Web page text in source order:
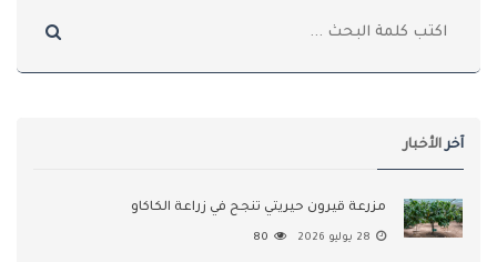
آخرالأخبار
مزرعة قيرون حيريتي تنجح في زراعة الكاكاو
28 يوليو 2026 80